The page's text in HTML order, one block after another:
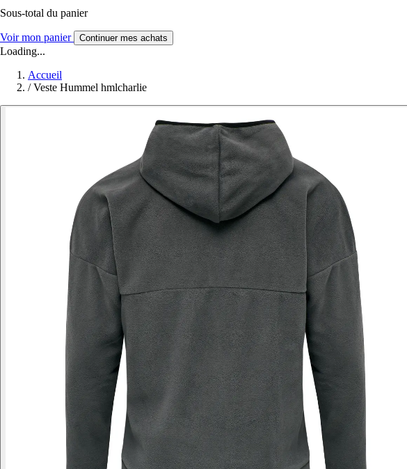
Sous-total du panier
Voir mon panier Continuer mes achats
Loading...
Accueil
/ Veste Hummel hmlcharlie